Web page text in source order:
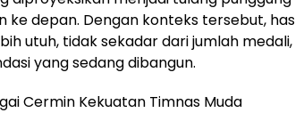
depan. Dengan konteks tersebut,
utuh, tidak sekadar dari jumlah
yang sedang dibangun.
Cermin Kekuatan Timnas Muda